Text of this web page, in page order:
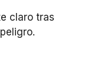
claro tras